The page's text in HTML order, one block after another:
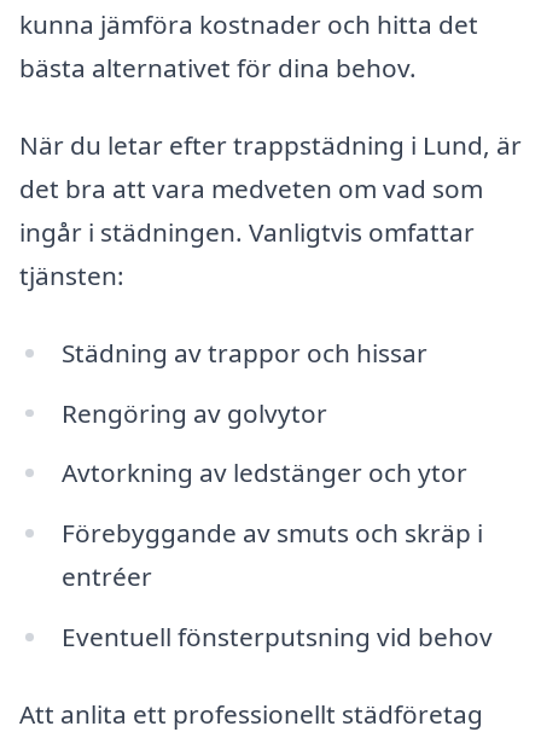
kunna jämföra kostnader och hitta det
bästa alternativet för dina behov.
När du letar efter trappstädning i Lund, är
det bra att vara medveten om vad som
ingår i städningen. Vanligtvis omfattar
tjänsten:
Städning av trappor och hissar
Rengöring av golvytor
Avtorkning av ledstänger och ytor
Förebyggande av smuts och skräp i
entréer
Eventuell fönsterputsning vid behov
Att anlita ett professionellt städföretag